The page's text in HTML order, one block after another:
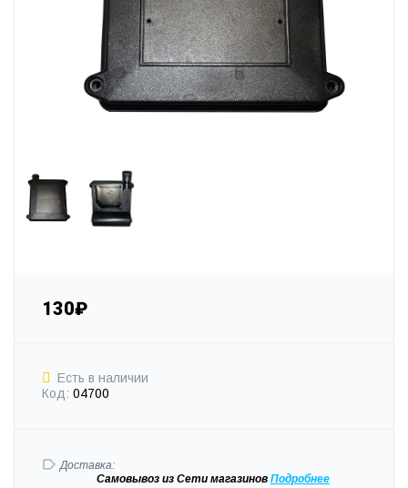
130₽
Есть в наличии
Код: 04700
Доставка:
Самовывоз из Сети магазинов Подробнее